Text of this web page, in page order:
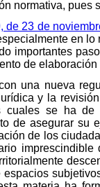
normativa, pues
de 23 de
en
importantes
de elaboración
una nueva
y la
se ha de
de asegurar su
de los